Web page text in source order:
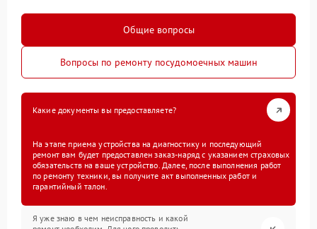
Общие вопросы
Вопросы по ремонту посудомоечных машин
Какие документы вы предоставляете?
На этапе приема устройства на диагностику и последующий
ремонт вам будет предоставлен заказ-наряд с указанием страховых
обязательств на ваше устройство. Далее, после выполнения работ
по ремонту техники, вы получите акт выполненных работ и
гарантийный талон.
Я уже знаю в чем неисправность и какой